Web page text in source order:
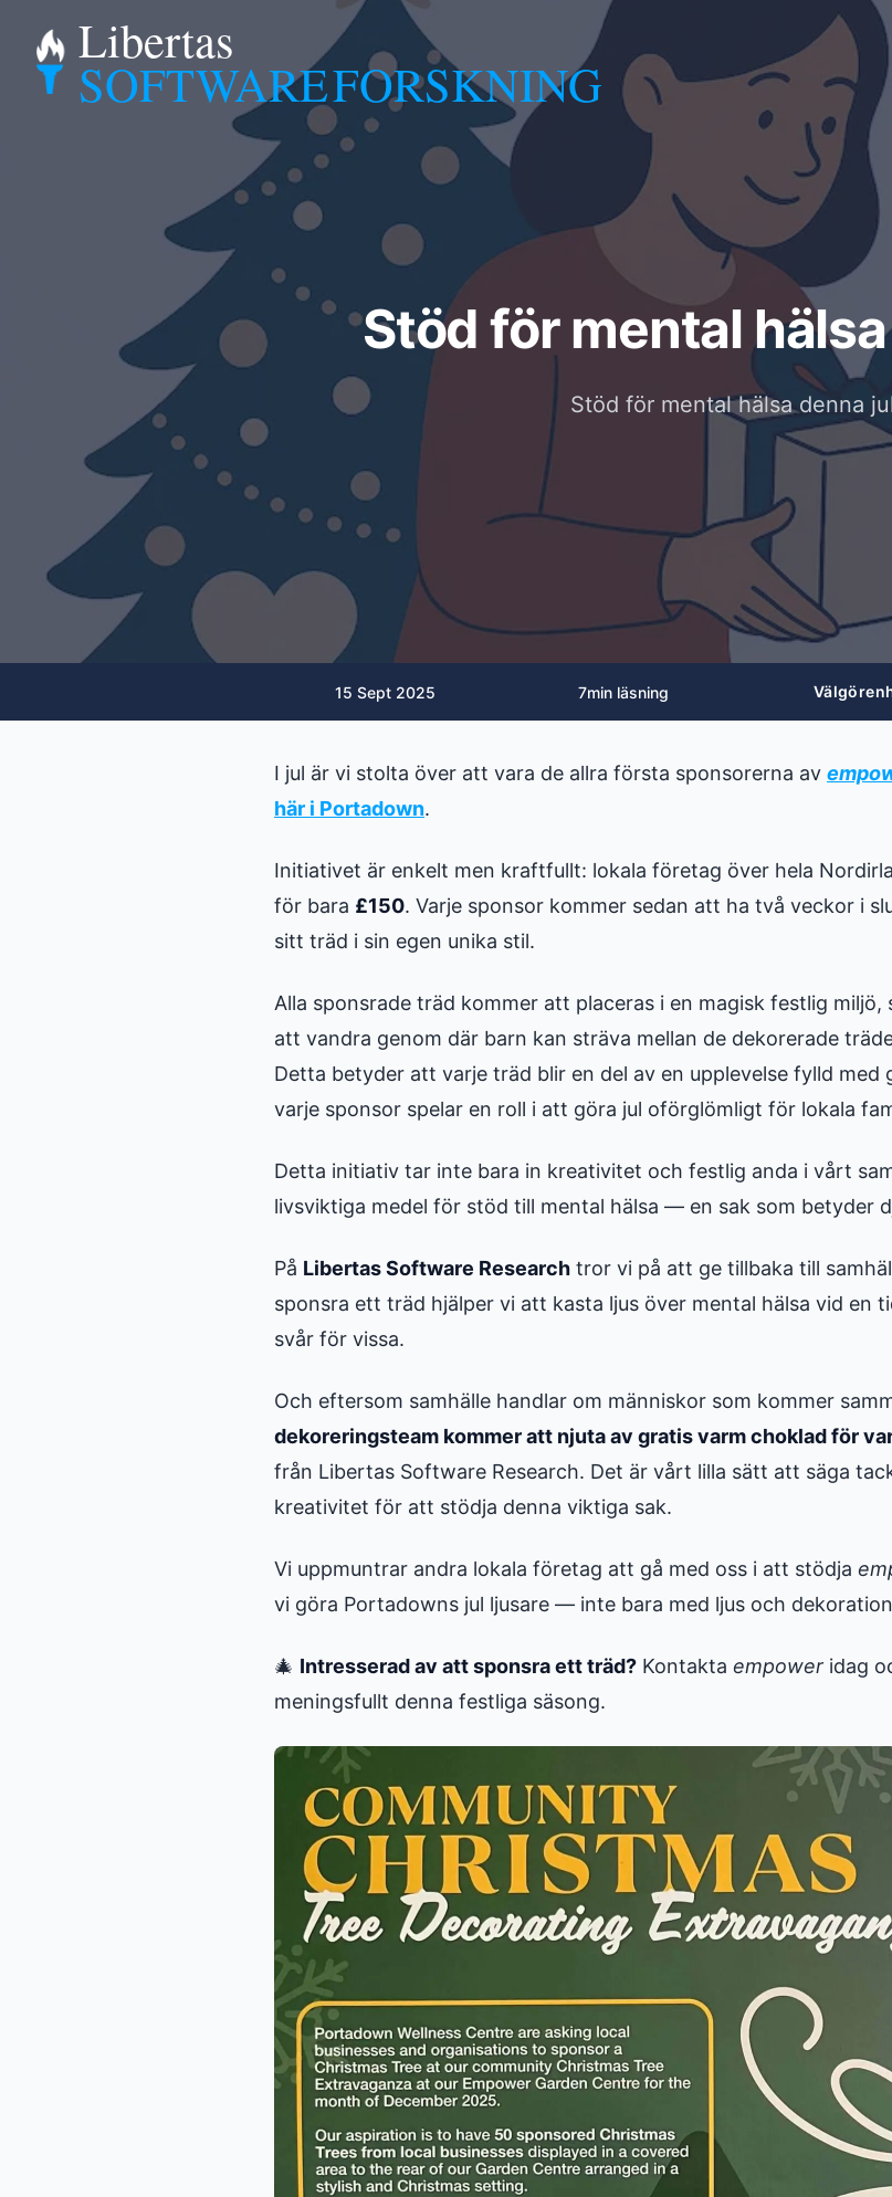
Libertas
SOFTWAREFORSKNING
Stöd för mental
Stöd för mental hälsa denna
15 Sept 2025 7min läsning
I jul är vi stolta över att vara de allra första sponsorerna av
här i Portadown.
Initiativet är enkelt men kraftfullt: lokala företag över hela
för bara £150. Varje sponsor kommer sedan att ha två veckor i
sitt träd i sin egen unika stil.
Alla sponsrade träd kommer att placeras i en magisk festlig
att vandra genom där barn kan sträva mellan de dekorerade
Detta betyder att varje träd blir en del av en upplevelse fylld
varje sponsor spelar en roll i att göra jul oförglömligt för lokala
Detta initiativ tar inte bara in kreativitet och festlig anda i vårt
livsviktiga medel för stöd till mental hälsa — en sak som betyder
På Libertas Software Research tror vi på att ge tillbaka till
sponsra ett träd hjälper vi att kasta ljus över mental hälsa vid en
svår för vissa.
Och eftersom samhälle handlar om människor som kommer
dekoreringsteam kommer att njuta av gratis varm choklad för
från Libertas Software Research. Det är vårt lilla sätt att säga
kreativitet för att stödja denna viktiga sak.
Vi uppmuntrar andra lokala företag att gå med oss i att stödja
vi göra Portadowns jul ljusare — inte bara med ljus och
🎄 Intresserad av att sponsra ett träd? Kontakta empower idag
meningsfullt denna festliga säsong.